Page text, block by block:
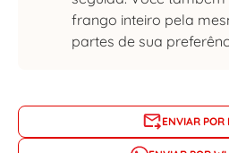
frango inteiro pela
partes de sua
ENVIAR POR